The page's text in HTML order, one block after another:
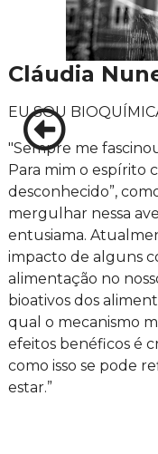
Cláudia
EU SOU
"Sempre me
Para mim o espírito
desconhecido”,
mergulhar nessa
entusiama.
impacto de alguns
alimentação no
bioativos dos
qual o mecanismo
efeitos benéficos é
como isso se pode
estar.”